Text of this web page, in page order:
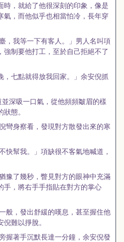
時，就給了他很深刻的印象，像是
氣，而他似乎也相當怕冷，長年穿
，我等一下有客人。」男人名叫項
制要他打工，至於自己拒絕不了
，七點就得放我回家。」余安倪抓
深吸一口氣，從他頻頻皺眉的樣
態。
彎身察看，發現對方散發出來的寒
快幫我。」項缺很不客氣地喊道，
豫了幾秒，瞥見對方的眼神中充滿
手，將右手手指貼在對方的掌心
般，發出舒緩的嘆息，甚至握住他
難以掙脫。
握著手沉默長達一分鐘，余安倪發